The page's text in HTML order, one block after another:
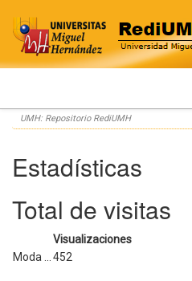
Skip
navigation
UMH: Repositorio RediUMH
Estadísticas
Total de visitas
Visualizaciones
Moda ...
452